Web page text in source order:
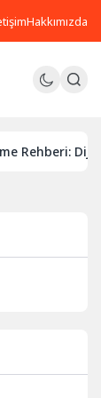
Hakkımızda
Huzurunuz